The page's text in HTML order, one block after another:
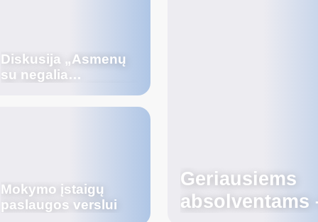
Diskusija „Asmenų
su negalia
ir galimybės“
Mokymo įstaigų
paslaugos verslui
Geriausiems
absolventams